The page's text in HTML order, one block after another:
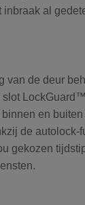
al
van de deur
en
de autolock-
gekozen